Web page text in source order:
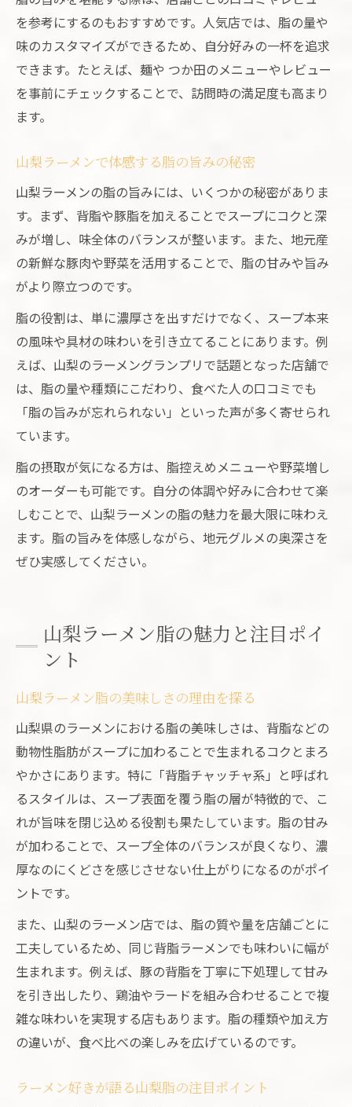
を参考にするのもおすすめです。人気店では、脂の量や
味のカスタマイズができるため、自分好みの一杯を追求
できます。たとえば、麺や つか田のメニューやレビュー
を事前にチェックすることで、訪問時の満足度も高まり
ます。
山梨ラーメンで体感する脂の旨みの秘密
山梨ラーメンの脂の旨みには、いくつかの秘密がありま
す。まず、背脂や豚脂を加えることでスープにコクと深
みが増し、味全体のバランスが整います。また、地元産
の新鮮な豚肉や野菜を活用することで、脂の甘みや旨み
がより際立つのです。
脂の役割は、単に濃厚さを出すだけでなく、スープ本来
の風味や具材の味わいを引き立てることにあります。例
えば、山梨のラーメングランプリで話題となった店舗で
は、脂の量や種類にこだわり、食べた人の口コミでも
「脂の旨みが忘れられない」といった声が多く寄せられ
ています。
脂の摂取が気になる方は、脂控えめメニューや野菜増し
のオーダーも可能です。自分の体調や好みに合わせて楽
しむことで、山梨ラーメンの脂の魅力を最大限に味わえ
ます。脂の旨みを体感しながら、地元グルメの奥深さを
ぜひ実感してください。
山梨ラーメン脂の魅力と注目ポイ
ント
山梨ラーメン脂の美味しさの理由を探る
山梨県のラーメンにおける脂の美味しさは、背脂などの
動物性脂肪がスープに加わることで生まれるコクとまろ
やかさにあります。特に「背脂チャッチャ系」と呼ばれ
るスタイルは、スープ表面を覆う脂の層が特徴的で、こ
れが旨味を閉じ込める役割も果たしています。脂の甘み
が加わることで、スープ全体のバランスが良くなり、濃
厚なのにくどさを感じさせない仕上がりになるのがポイ
ントです。
また、山梨のラーメン店では、脂の質や量を店舗ごとに
工夫しているため、同じ背脂ラーメンでも味わいに幅が
生まれます。例えば、豚の背脂を丁寧に下処理して甘み
を引き出したり、鶏油やラードを組み合わせることで複
雑な味わいを実現する店もあります。脂の種類や加え方
の違いが、食べ比べの楽しみを広げているのです。
ラーメン好きが語る山梨脂の注目ポイント